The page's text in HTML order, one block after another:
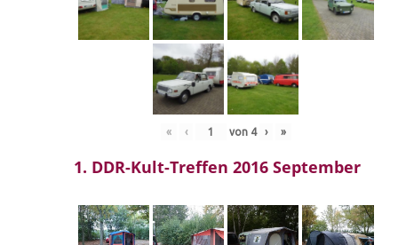
« ‹ von 4 › »
1. DDR-Kult-Treffen 2016 September